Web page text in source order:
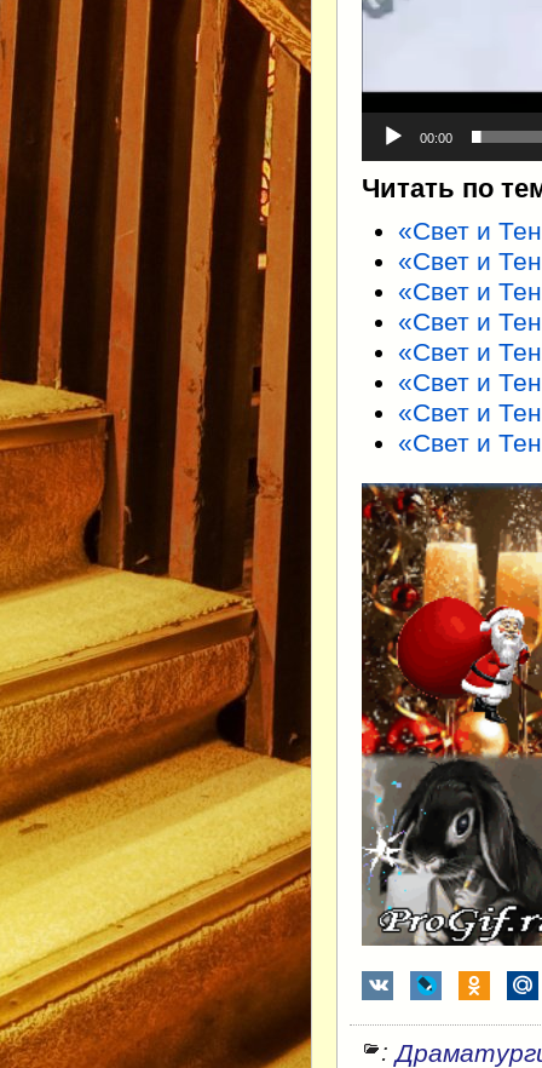
00:00
Читать по
«Свет и
«Свет и
«Свет и
«Свет и
«Свет и
«Свет и
«Свет и
«Свет и
: